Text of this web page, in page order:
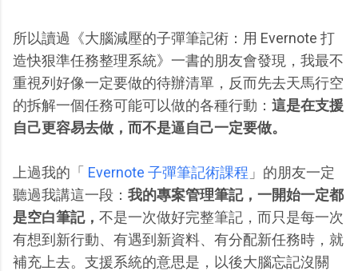
所以讀過《大腦減壓的子彈筆記術：用 Evernote 打
造快狠準任務整理系統》一書的朋友會發現，我最不
重視列好像一定要做的待辦清單，反而先去天馬行空
的拆解一個任務可能可以做的各種行動： 這是在支援
自己更容易去做，而不是逼自己一定要做。
上過我的「 Evernote 子彈筆記術課程 」的朋友一定
聽過我講這一段： 我的專案管理筆記，一開始一定都
是空白筆記， 不是一次做好完整筆記，而只是每一次
有想到新行動、有遇到新資料、有分配新任務時，就
補充上去。支援系統的意思是，以後大腦忘記沒關